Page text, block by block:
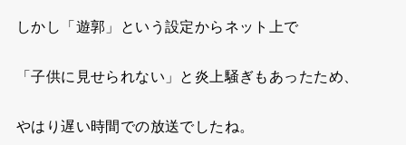
しかし「遊郭」という設定からネット上で
「子供に見せられない」と炎上騒ぎもあったため、
やはり遅い時間での放送でしたね。